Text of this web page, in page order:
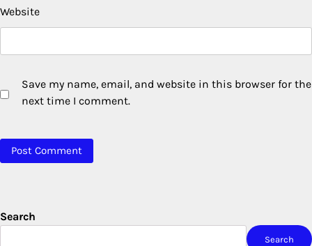
Website
Save my name, email, and website in this browser for the
next time I comment.
Search
Search